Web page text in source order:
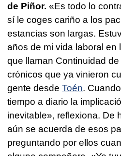
de Piñor. «Es todo lo
sí le coges cariño a los
estancias son largas.
años de mi vida laboral en
que llaman Continuidad
crónicos que ya vinieron
gente desde Toén.
tiempo a diario la
inevitable», reflexiona. De
aún se acuerda de esos
preguntando por ellos